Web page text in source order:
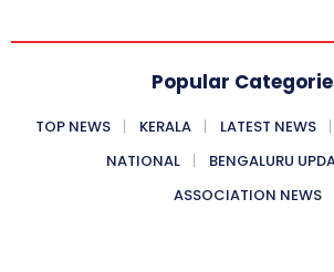
Popular
TOP NEWS KERALA LATEST NEWS
NATIONAL
BENGALURU
ASSOCIATION NEWS